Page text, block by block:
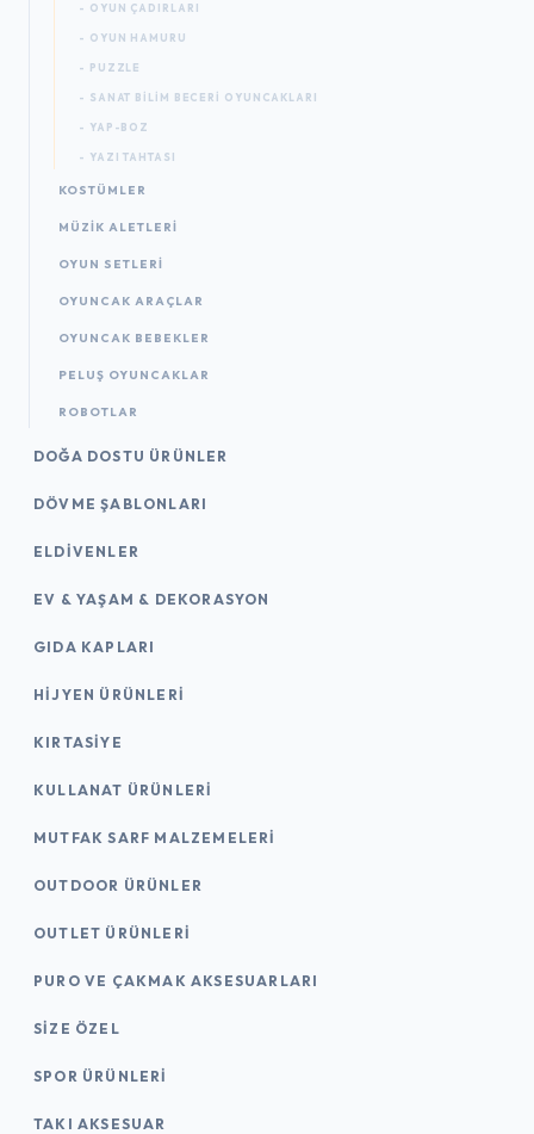
- OYUN ÇADIRLARI
- OYUN HAMURU
- PUZZLE
- SANAT BILIM BECERI OYUNCAKLARI
- YAP-BOZ
- YAZI TAHTASI
KOSTÜMLER
MÜZIK ALETLERI
OYUN SETLERI
OYUNCAK ARAÇLAR
OYUNCAK BEBEKLER
PELUŞ OYUNCAKLAR
ROBOTLAR
DOĞA DOSTU ÜRÜNLER
DÖVME ŞABLONLARI
ELDIVENLER
EV & YAŞAM & DEKORASYON
GIDA KAPLARI
HIJYEN ÜRÜNLERI
KIRTASİYE
KULLANAT ÜRÜNLERI
MUTFAK SARF MALZEMELERI
OUTDOOR ÜRÜNLER
OUTLET ÜRÜNLERI
PURO VE ÇAKMAK AKSESUARLARI
SIZE ÖZEL
SPOR ÜRÜNLERI
TAKI AKSESUAR